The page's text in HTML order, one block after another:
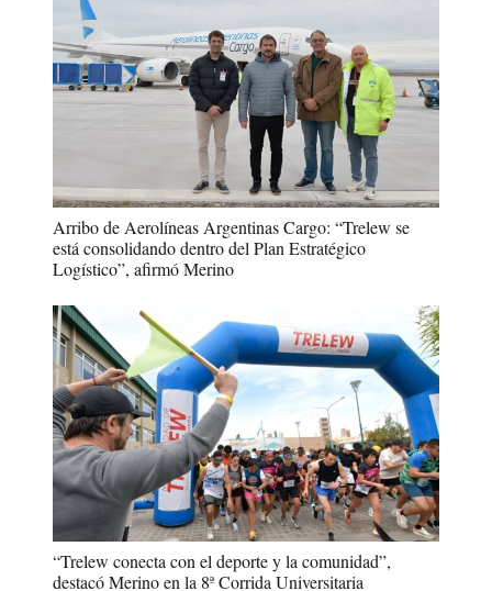
Arribo de Aerolíneas Argentinas Cargo: “Trelew se
está consolidando dentro del Plan Estratégico
Logístico”, afirmó Merino
“Trelew conecta con el deporte y la comunidad”,
destacó Merino en la 8ª Corrida Universitaria